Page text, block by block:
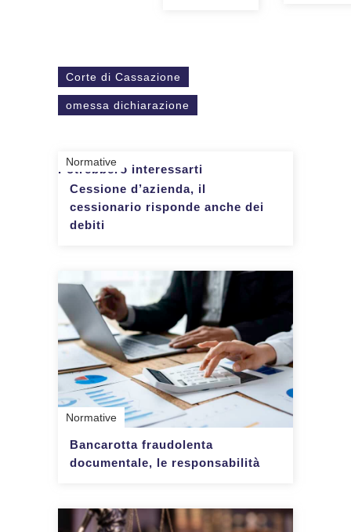
Corte di Cassazione
omessa dichiarazione
Potrebbero interessarti
Normative
Cessione d’azienda, il
cessionario risponde anche dei
debiti
Normative
Bancarotta fraudolenta
documentale, le responsabilità